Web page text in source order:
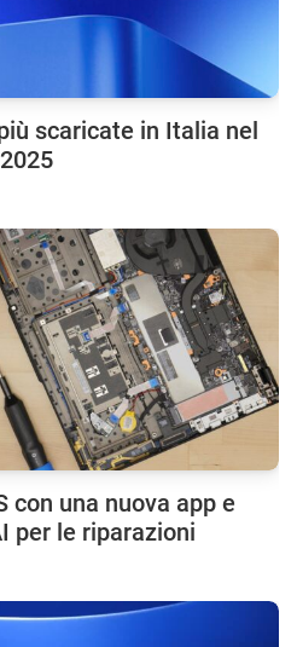
scaricate in Italia nel
2025
con una nuova app e
per le riparazioni